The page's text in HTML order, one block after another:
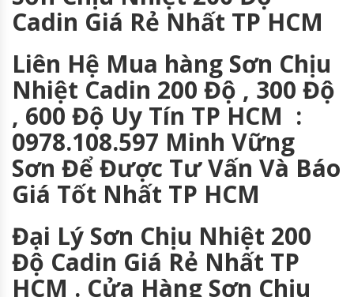
Cadin Giá Rẻ Nhất TP HCM
Liên Hệ Mua hàng Sơn Chịu
Nhiệt Cadin 200 Độ , 300 Độ
, 600 Độ Uy Tín TP HCM :
0978.108.597 Minh Vững
Sơn Để Được Tư Vấn Và Báo
Giá Tốt Nhất TP HCM
Đại Lý Sơn Chịu Nhiệt 200
Độ Cadin Giá Rẻ Nhất TP
HCM . Cửa Hàng Sơn Chịu